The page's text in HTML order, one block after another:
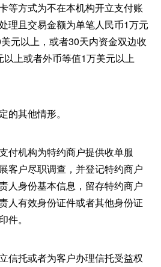
等方式为不在本机构开立支付账
理且交易金额为单笔人民币1万元
元以上，或者30天内资金双边收
上或者外币等值1万美元以上
的其他情形。
付机构为特约商户提供收单服
客户尽职调查，并登记特约商户
人身份基本信息，留存特约商户
人有效身份证件或者其他身份证
件。
信托或者为客户办理信托受益权